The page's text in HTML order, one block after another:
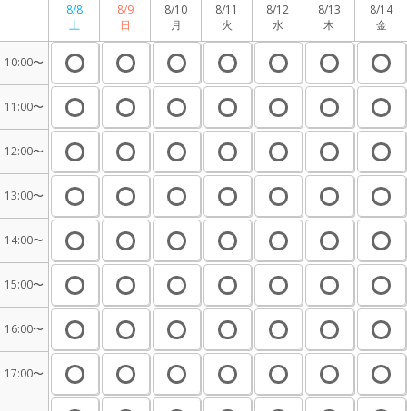
8/8
土
8/9
日
8/10
月
8/11
火
8/12
水
8/13
木
8/14
金
10:00〜
11:00〜
12:00〜
13:00〜
14:00〜
15:00〜
16:00〜
17:00〜